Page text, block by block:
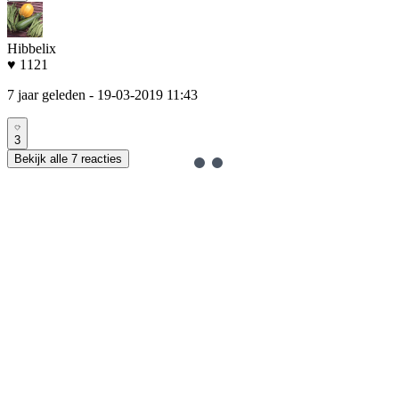
Hibbelix
♥ 1121
7 jaar geleden - 19-03-2019 11:43
3
Bekijk alle 7 reacties